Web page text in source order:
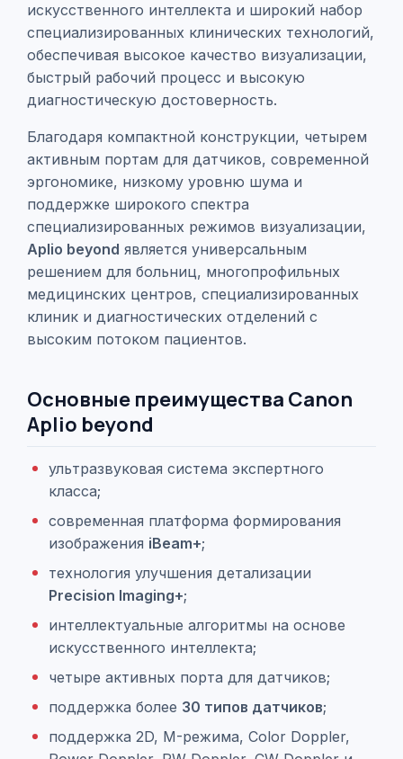
искусственного интеллекта и широкий набор
специализированных клинических технологий,
обеспечивая высокое качество визуализации,
быстрый рабочий процесс и высокую
диагностическую достоверность.
Благодаря компактной конструкции, четырем
активным портам для датчиков, современной
эргономике, низкому уровню шума и
поддержке широкого спектра
специализированных режимов визуализации,
Aplio beyond является универсальным
решением для больниц, многопрофильных
медицинских центров, специализированных
клиник и диагностических отделений с
высоким потоком пациентов.
Основные преимущества Canon
Aplio beyond
ультразвуковая система экспертного
класса;
современная платформа формирования
изображения iBeam+;
технология улучшения детализации
Precision Imaging+;
интеллектуальные алгоритмы на основе
искусственного интеллекта;
четыре активных порта для датчиков;
поддержка более 30 типов датчиков;
поддержка 2D, M-режима, Color Doppler,